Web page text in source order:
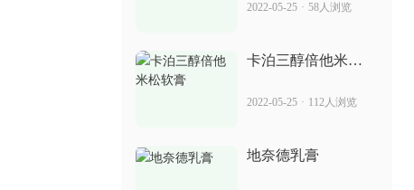
党家癣膏的真实性 治疗银屑病的效果
2022-05-25 · 58人浏览
卡泊三醇倍他米松
2022-05-25 · 112人浏览
地奈德乳膏